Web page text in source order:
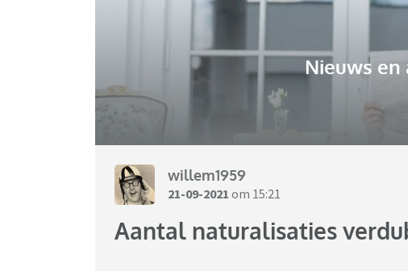
Nieuws en
willem1959
21-09-2021 om 15:21
Aantal naturalisaties